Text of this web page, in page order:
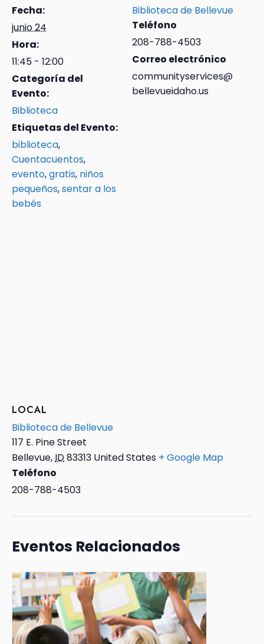
Fecha:
junio 24
Hora:
11:45 - 12:00
Categoría del
Evento:
Biblioteca
Etiquetas del Evento:
biblioteca,
Cuentacuentos,
evento,gratis, niños
pequeños,sentar a los
bebés
Biblioteca de Bellevue
Teléfono
208-788-4503
Correo electrónico
communityservices@
bellevueidaho.us
LOCAL
Biblioteca de Bellevue
117 E. Pine Street
Bellevue, ID83313 United States + Google Map
Teléfono
208-788-4503
Eventos Relacionados